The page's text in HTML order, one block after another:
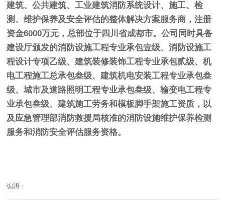
建筑、公共建筑、工业建筑消防系统设计、施工、检
测、维护保养及安全评估的整体解决方案服务商，注册
资金6000万元，总部位于四川省成都市。公司同时具备
建设厅颁发的消防设施工程专业承包壹级、消防设施工
程设计专项乙级、建筑装修装饰工程专业承包贰级、机
电工程施工总承包叁级、建筑机电安装工程专业承包叁
级、城市及道路照明工程专业承包叁级、输变电工程专
业承包叁级、建筑施工劳务和模板脚手架施工资质，以
及应急管理部消防救援局核准的消防设施维护保养检测
服务和消防安全评估服务资格。
编辑：